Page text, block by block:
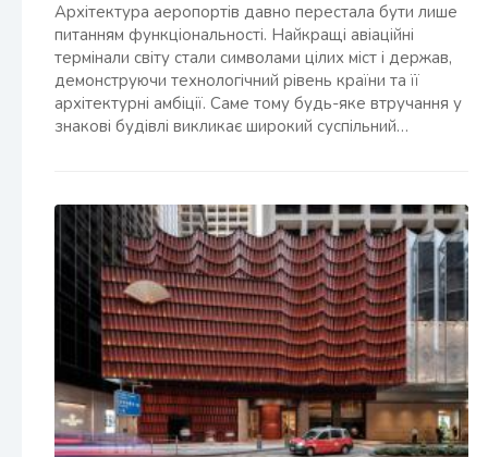
Архітектура аеропортів давно перестала бути лише
питанням функціональності. Найкращі авіаційні
термінали світу стали символами цілих міст і держав,
демонструючи технологічний рівень країни та її
архітектурні амбіції. Саме тому будь-яке втручання у
знакові будівлі викликає широкий суспільний…